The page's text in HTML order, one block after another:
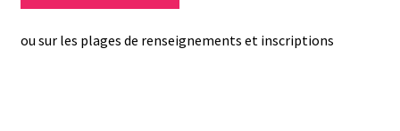
ou sur les plages de renseignements et inscriptions